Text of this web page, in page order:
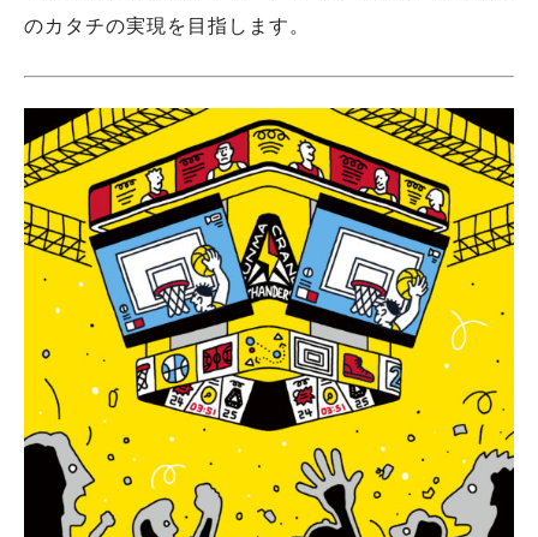
のカタチの実現を目指します。